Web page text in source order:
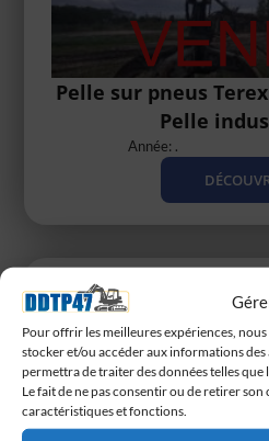
Pour offrir les meilleures expériences,
stocker et/ou accéder aux informations
permettra de traiter des données telles
Le fait de ne pas consentir ou de retirer
caractéristiques et fonctions.
Pelle sur pneus
Pelle
Année: .